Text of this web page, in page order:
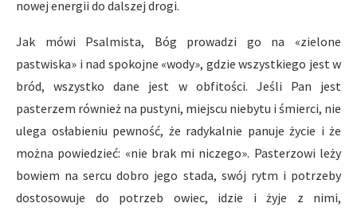
nowej energii do dalszej drogi.
Jak mówi Psalmista, Bóg prowadzi go na «zielone
pastwiska» i nad spokojne «wody», gdzie wszystkiego jest w
bród, wszystko dane jest w obfitości. Jeśli Pan jest
pasterzem również na pustyni, miejscu niebytu i śmierci, nie
ulega osłabieniu pewność, że radykalnie panuje życie i że
można powiedzieć: «nie brak mi niczego». Pasterzowi leży
bowiem na sercu dobro jego stada, swój rytm i potrzeby
dostosowuje do potrzeb owiec, idzie i żyje z nimi,